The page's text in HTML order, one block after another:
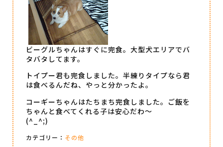
ビーグルちゃんはすぐに完食。大型犬エリアでバ
タバタしてます。
トイプー君も完食しました。半練りタイプなら君
は食べるんだね、やっと分かったよ。
コーギーちゃんはたちまち完食しました。ご飯を
ちゃんと食べてくれる子は安心だわ～
(^_^;)
カテゴリー： その他